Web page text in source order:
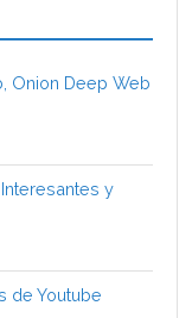
Onion Deep Web
y
de Youtube